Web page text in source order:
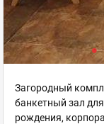
Загородный
банкетный зал
рождения,